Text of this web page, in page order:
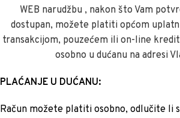
WEB narudžbu , nakon što Vam
dostupan, možete platiti općom
transakcijom, pouzećem ili on-line
osobno u dućanu na adresi
PLAĆANJE U DUĆANU:
Račun možete platiti osobno, odlučite li